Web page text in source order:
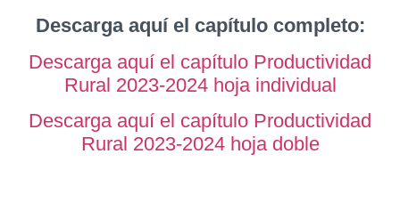
Descarga aquí el capítulo completo:
Descarga aquí el capítulo Productividad
Rural 2023-2024 hoja individual
Descarga aquí el capítulo Productividad
Rural 2023-2024 hoja doble